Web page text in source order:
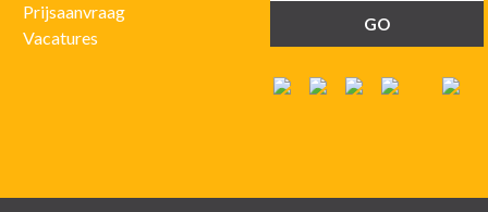
Prijsaanvraag
Vacatures